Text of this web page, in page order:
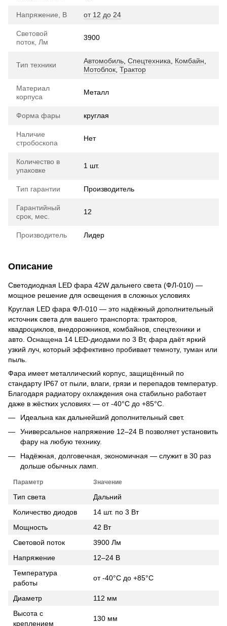
Напряжение, В от 12 до 24
Световой
поток, Лм
3900
Тип техники Автомобиль Спецтехника Комбайн
Мотоблок Трактор
Материал
корпуса
Металл
Форма фары круглая
Наличие
стробоскопа
Нет
Количество в
упаковке
1 шт.
Тип гарантии Производитель
Гарантийный
срок, мес.
12
Производитель Лидер
Описание
Светодиодная LED фара 42W дальнего света (ФЛ-010) —
мощное решение для освещения в сложных условиях
Круглая LED фара ФЛ-010 — это надёжный дополнительный
источник света для вашего транспорта: тракторов,
квадроциклов, внедорожников, комбайнов, спецтехники и
авто. Оснащена 14 LED-диодами по 3 Вт, фара даёт яркий
узкий луч, который эффективно пробивает темноту, туман или
пыль.
Фара имеет металлический корпус, защищённый по
стандарту IP67 от пыли, влаги, грязи и перепадов температур.
Благодаря радиатору охлаждения она стабильно работает
даже в жёстких условиях — от -40°C до +85°C.
Идеальна как дальнейший дополнительный свет.
Универсальное напряжение 12–24 В позволяет установить
фару на любую технику.
Надёжная, долговечная, экономичная — служит в 30 раз
дольше обычных ламп.
Параметр Значение
Тип света
Дальний
Количество диодов
14 шт. по 3 Вт
Мощность
42 Вт
Световой поток
3900 Лм
Напряжение
12–24 В
Температура
работы
от -40°C до +85°C
Диаметр
112 мм
Высота с
креплением
130 мм